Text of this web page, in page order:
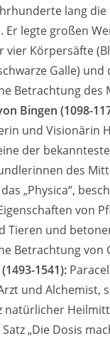
lang die
Er legte großen
vier Körpersäfte
Galle) und
Betrachtung des
Bingen (1098-
und Visionärin
der
des
„Physica“,
von
Tieren und
Betrachtung von
1541):
und Alchemist,
natürlicher
„Die Dosis